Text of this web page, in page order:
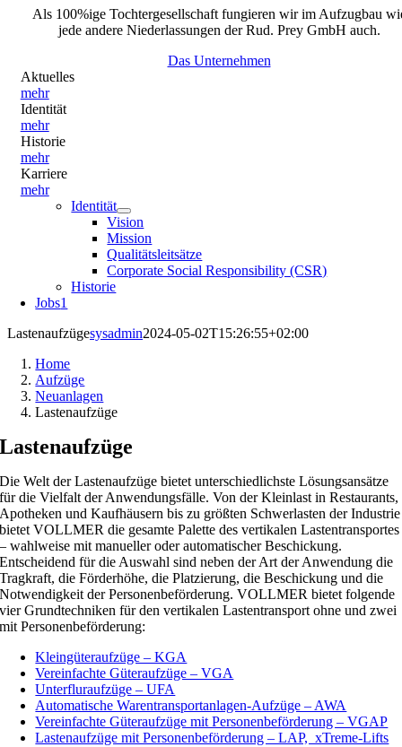
Als 100%ige Tochtergesellschaft fungieren wir im Aufzugbau
jede andere Niederlassungen der Rud. Prey GmbH auch.
Das Unternehmen
Aktuelles
mehr
Identität
mehr
Historie
mehr
Karriere
mehr
Identität
Vision
Mission
Qualitätsleitsätze
Corporate Social Responsibility (CSR)
Historie
Jobs1
Lastenaufzügesysadmin2024-05-02T15:26:55+02:00
Home
Aufzüge
Neuanlagen
Lastenaufzüge
Lastenaufzüge
Die Welt der Lastenaufzüge bietet unterschiedlichste Lösungsansätze
für die Vielfalt der Anwendungsfälle. Von der Kleinlast in Restaurants,
Apotheken und Kaufhäusern bis zu größten Schwerlasten der Industrie
bietet VOLLMER die gesamte Palette des vertikalen Lastentransportes
– wahlweise mit manueller oder automatischer Beschickung.
Entscheidend für die Auswahl sind neben der Art der Anwendung die
Tragkraft, die Förderhöhe, die Platzierung, die Beschickung und die
Notwendigkeit der Personenbeförderung. VOLLMER bietet folgende
vier Grundtechniken für den vertikalen Lastentransport ohne und zwei
mit Personenbeförderung:
Kleingüteraufzüge – KGA
Vereinfachte Güteraufzüge – VGA
Unterfluraufzüge – UFA
Automatische Warentransportanlagen-Aufzüge – AWA
Vereinfachte Güteraufzüge mit Personenbeförderung – VGAP
Lastenaufzüge mit Personenbeförderung – LAP, xTreme-Lifts